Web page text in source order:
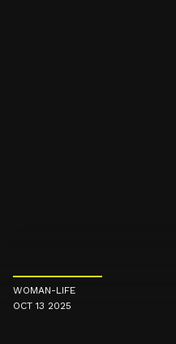
WOMAN-LIFE
OCT 13 2025